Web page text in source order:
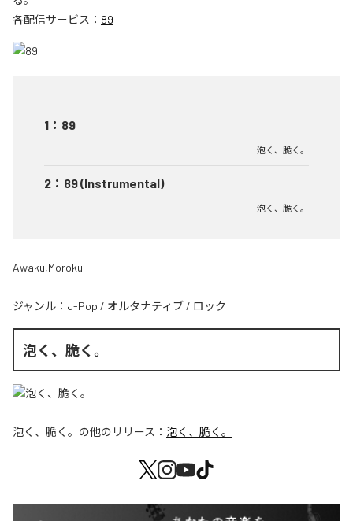
各配信サービス： 89
1 ： 89
泡く、脆く。
2 ： 89 (Instrumental)
泡く、脆く。
Awaku,Moroku.
ジャンル： J-Pop / オルタナティブ / ロック
泡く、脆く。
泡く、脆く。 の他のリリース： 泡く、脆く。